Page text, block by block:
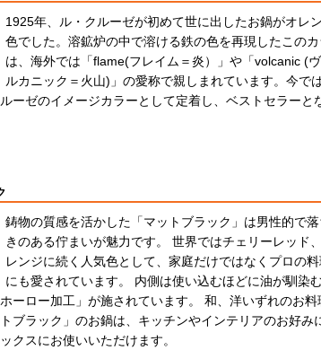
1925年、ル・クルーゼが初めて世に出したお鍋がオレ
色でした。溶鉱炉の中で溶ける鉄の色を再現したこのカ
は、海外では「flame(フレイム＝炎）」や「volcanic (
ルカニック＝火山)」の愛称で親しまれています。今で
ーゼのイメージカラーとして定着し、ベストセラーと
鋳物の質感を活かした「マットブラック」は男性的で
きのある佇まいが魅力です。 世界ではチェリーレッド
レンジに続く人気色として、家庭だけではなくプロの
にも愛されています。 内側は使い込むほどに油が馴染
ーロー加工」が施されています。 和、洋いずれのお料
ブラック」のお鍋は、キッチンやインテリアのお好み
クスにお使いいただけます。